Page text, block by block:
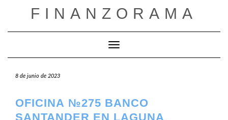
FINANZORAMA
Cambiar modo de navegación
8 de junio de 2023
OFICINA №275 BANCO
SANTANDER EN LAGUNA